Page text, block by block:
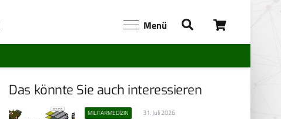
Menü
Das könnte Sie auch interessieren
MILITÄRMEDIZIN 31. Juli 2026